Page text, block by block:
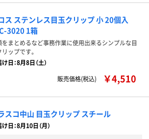
ス ステンレス目玉クリップ 小 20個入
3020 1箱
をまとめるなど事務作業に使用出来るシンプルな目
リップです。
日：8月8日（土）
販売価格(税込)
￥4,510
スコ中山 目玉クリップ スチール
日：8月10日（月）